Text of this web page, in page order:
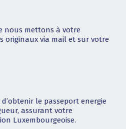
nous mettons à votre
originaux via mail et sur votre
le passeport energie
assurant votre
Luxembourgeoise.